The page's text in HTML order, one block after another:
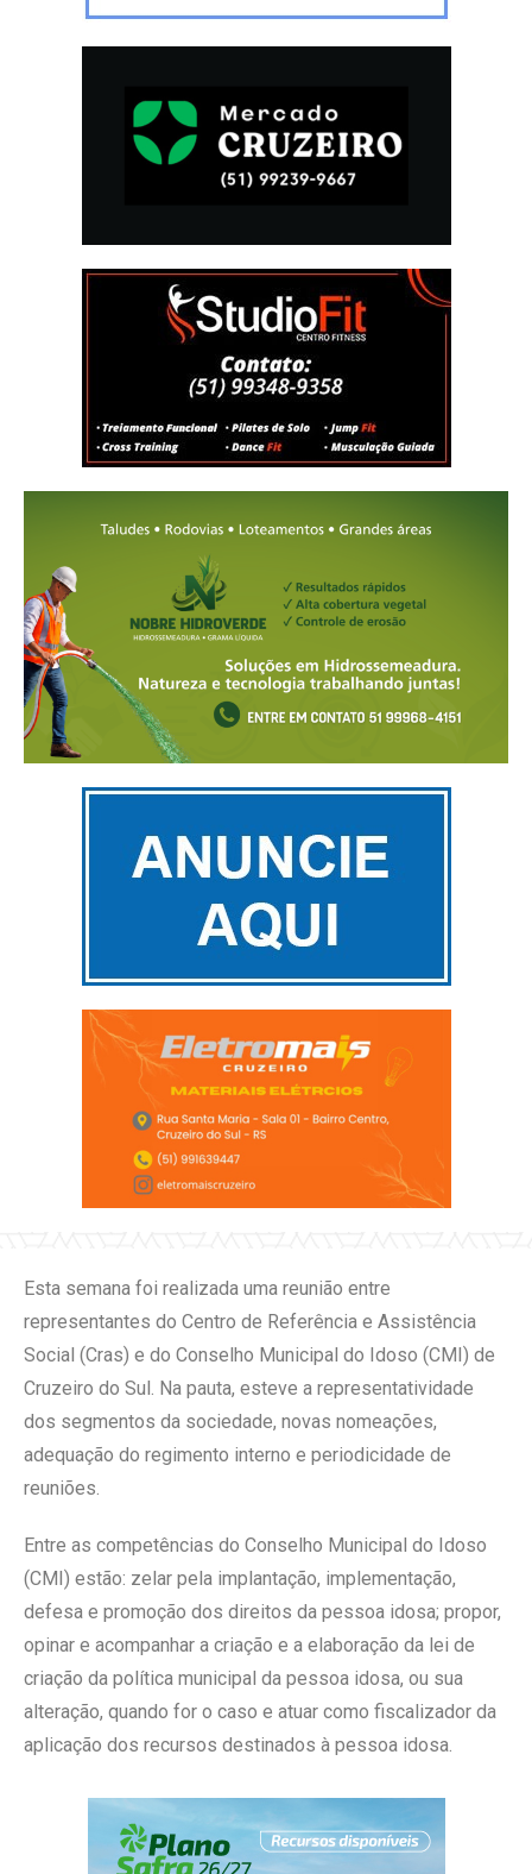
Esta semana foi realizada uma reunião entre
representantes do Centro de Referência e Assistência
Social (Cras) e do Conselho Municipal do Idoso (CMI) de
Cruzeiro do Sul. Na pauta, esteve a representatividade
dos segmentos da sociedade, novas nomeações,
adequação do regimento interno e periodicidade de
reuniões.
Entre as competências do Conselho Municipal do Idoso
(CMI) estão: zelar pela implantação, implementação,
defesa e promoção dos direitos da pessoa idosa; propor,
opinar e acompanhar a criação e a elaboração da lei de
criação da política municipal da pessoa idosa, ou sua
alteração, quando for o caso e atuar como fiscalizador da
aplicação dos recursos destinados à pessoa idosa.